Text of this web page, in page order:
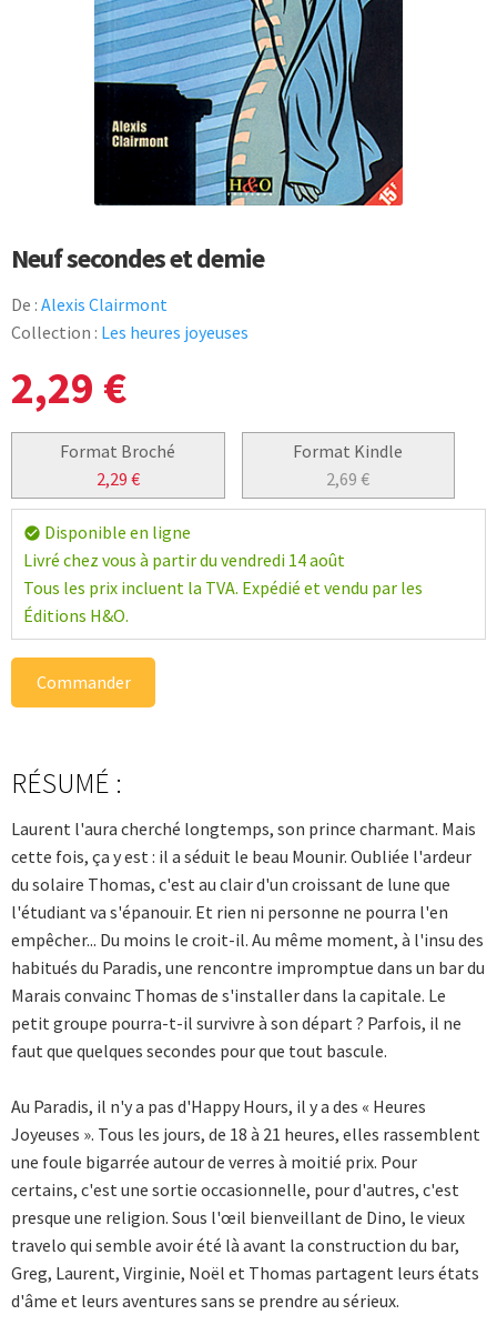
Neuf secondes et demie
De : Alexis Clairmont
Collection : Les heures joyeuses
2,29 €
Format Broché
2,29 €
Format Kindle
2,69€
check_circle Disponible en ligne
Livré chez vous à partir du vendredi 14 août
Tous les prix incluent la TVA. Expédié et vendu par les
Éditions H&O.
Commander
RÉSUMÉ :
Laurent l'aura cherché longtemps, son prince charmant. Mais
cette fois, ça y est : il a séduit le beau Mounir. Oubliée l'ardeur
du solaire Thomas, c'est au clair d'un croissant de lune que
l'étudiant va s'épanouir. Et rien ni personne ne pourra l'en
empêcher... Du moins le croit-il. Au même moment, à l'insu des
habitués du Paradis, une rencontre impromptue dans un bar du
Marais convainc Thomas de s'installer dans la capitale. Le
petit groupe pourra-t-il survivre à son départ ? Parfois, il ne
faut que quelques secondes pour que tout bascule.
Au Paradis, il n'y a pas d'Happy Hours, il y a des « Heures
Joyeuses ». Tous les jours, de 18 à 21 heures, elles rassemblent
une foule bigarrée autour de verres à moitié prix. Pour
certains, c'est une sortie occasionnelle, pour d'autres, c'est
presque une religion. Sous l'œil bienveillant de Dino, le vieux
travelo qui semble avoir été là avant la construction du bar,
Greg, Laurent, Virginie, Noël et Thomas partagent leurs états
d'âme et leurs aventures sans se prendre au sérieux.